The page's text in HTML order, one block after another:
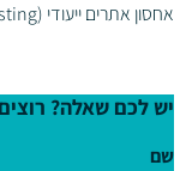
אחסון אתרים ייעודי (Dedicated hosting) הוא
יש לכם שאלה?
שם